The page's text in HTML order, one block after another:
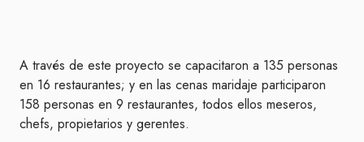
A través de este proyecto se capacitaron a 135 personas
en 16 restaurantes; y en las cenas maridaje participaron
158 personas en 9 restaurantes, todos ellos meseros,
chefs, propietarios y gerentes.